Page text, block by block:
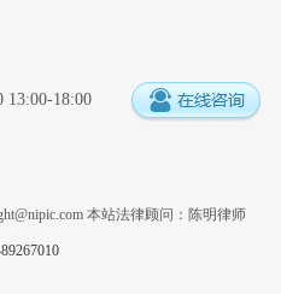
13:00-18:00
本站法律顾问：陈明律师